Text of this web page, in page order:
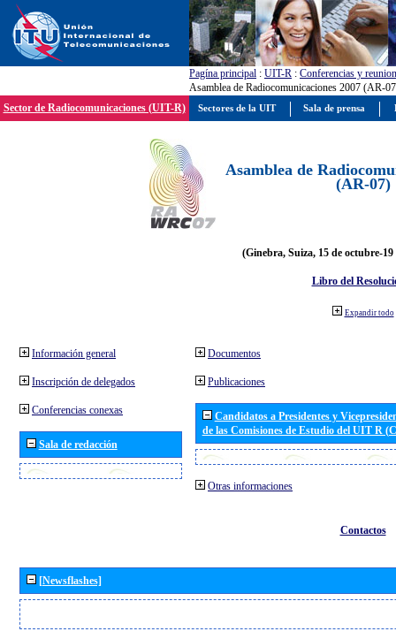
Pagína principal : UIT-R : Conferencias y
Asamblea de Radiocomunicaciones 2007 (AR-
Sector de Radiocomunicaciones (UIT-R)
Asamblea de
(AR-07)
(Ginebra, Suiza, 15 de octubre-19
Libro del
Expandir todo
Información general
Inscripción de delegados
Conferencias conexas
Sala de redacción
Documentos
Publicaciones
Candidatos a Presidentes y
de las Comisiones de Estudio del UIT R
Otras informaciones
Contactos
[Newsflashes]
Sectores de la UIT Sala de prensa